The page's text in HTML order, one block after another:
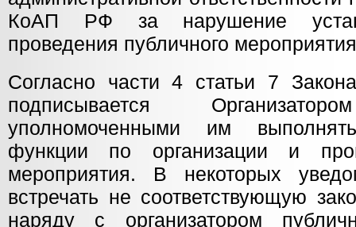
КоАП РФ за нарушение
проведения публичного
Согласно части 4 статьи 7
подписывается
уполномоченными им
функции по организации и
мероприятия. В некоторых
встречать не соответствующую
наряду с организатором